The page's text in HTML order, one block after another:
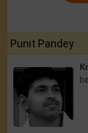
Punit Pandey